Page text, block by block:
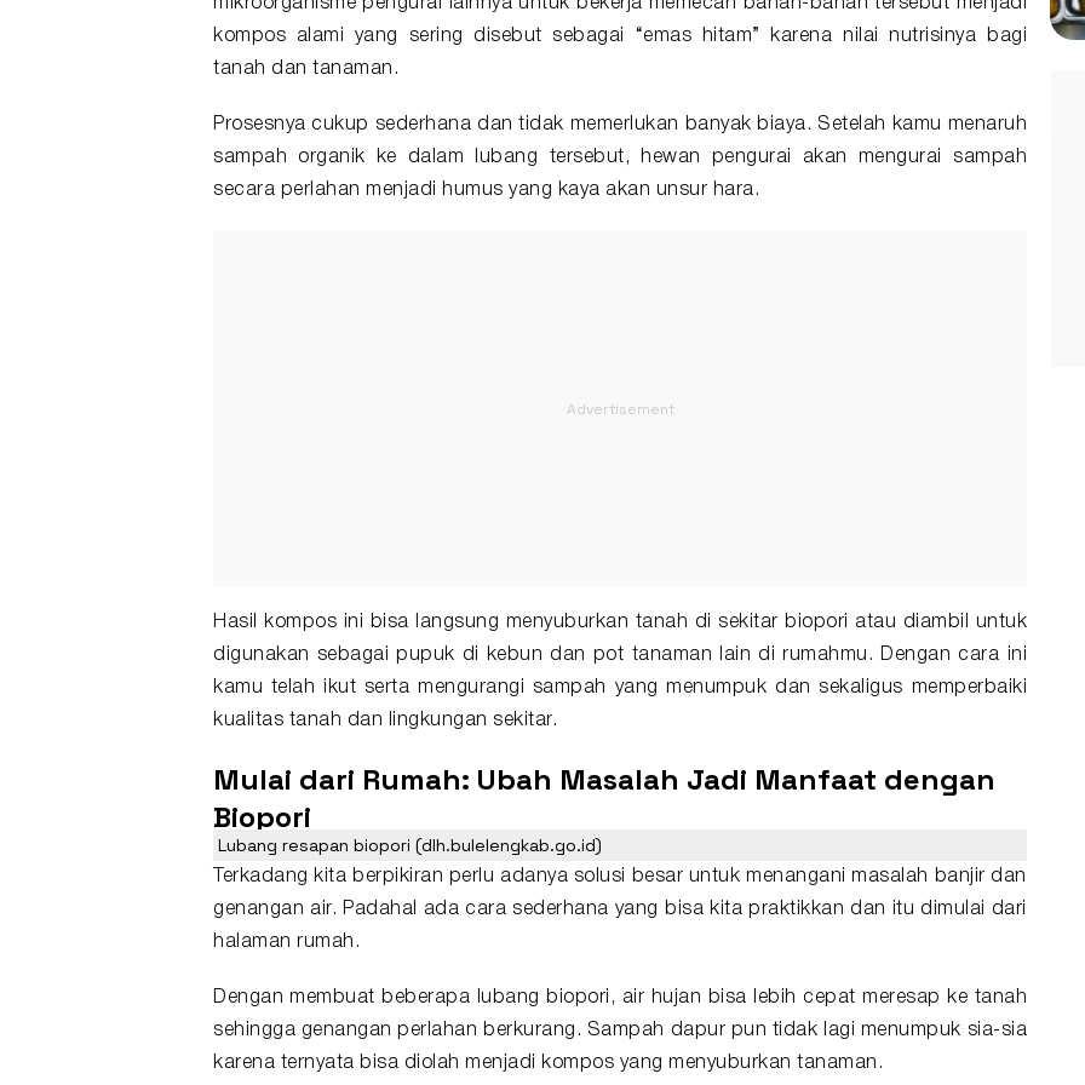
mikroorganisme pengurai lainnya untuk bekerja memecah bahan-bahan tersebut menjadi
kompos alami yang sering disebut sebagai “emas hitam” karena nilai nutrisinya bagi
tanah dan tanaman.
Prosesnya cukup sederhana dan tidak memerlukan banyak biaya. Setelah kamu menaruh
sampah organik ke dalam lubang tersebut, hewan pengurai akan mengurai sampah
secara perlahan menjadi humus yang kaya akan unsur hara.
Hasil kompos ini bisa langsung menyuburkan tanah di sekitar biopori atau diambil untuk
digunakan sebagai pupuk di kebun dan pot tanaman lain di rumahmu. Dengan cara ini
kamu telah ikut serta mengurangi sampah yang menumpuk dan sekaligus memperbaiki
kualitas tanah dan lingkungan sekitar.
Mulai dari Rumah: Ubah Masalah Jadi Manfaat dengan
Biopori
Lubang resapan biopori (dlh.bulelengkab.go.id)
Terkadang kita berpikiran perlu adanya solusi besar untuk menangani masalah banjir dan
genangan air. Padahal ada cara sederhana yang bisa kita praktikkan dan itu dimulai dari
halaman rumah.
Dengan membuat beberapa lubang biopori, air hujan bisa lebih cepat meresap ke tanah
sehingga genangan perlahan berkurang. Sampah dapur pun tidak lagi menumpuk sia-sia
karena ternyata bisa diolah menjadi kompos yang menyuburkan tanaman.